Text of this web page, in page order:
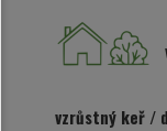
vzrůstný keř /